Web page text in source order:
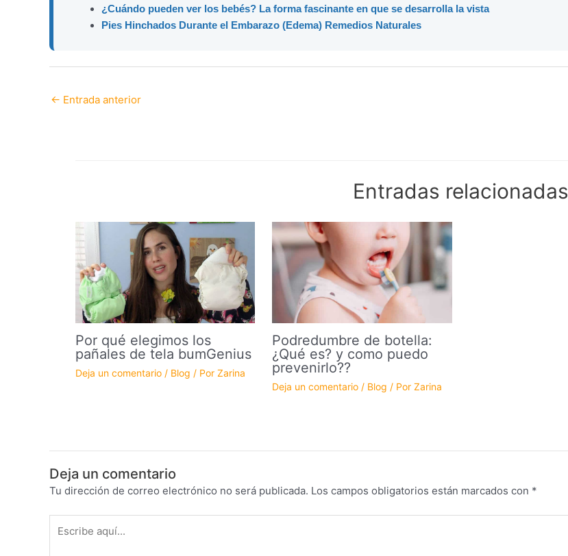
¿Cuándo pueden ver los bebés? La forma fascinante en que se desarrolla la vista
Pies Hinchados Durante el Embarazo (Edema) Remedios Naturales
← Entrada anterior
Entradas relacionadas
Por qué elegimos los
pañales de tela bumGenius
Deja un comentario / Blog / Por Zarina
Podredumbre de botella:
¿Qué es? y como puedo
prevenirlo??
Deja un comentario / Blog / Por Zarina
Deja un comentario
Tu dirección de correo electrónico no será publicada. Los campos obligatorios están marcados con *
aquí...